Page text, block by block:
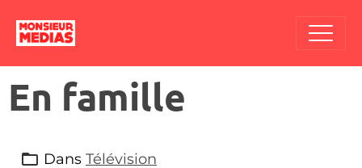
En famille
Dans Télévision